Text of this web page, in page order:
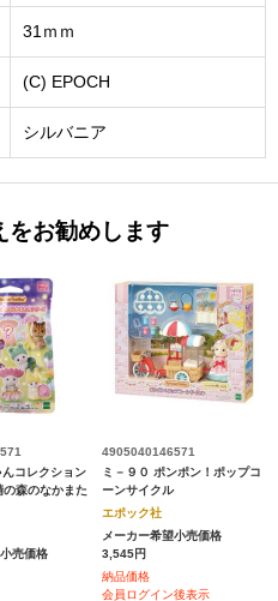
31ｍｍ
(C) EPOCH
シルバニア
をお勧めします
コレクション
森のなかまた
売価格
4905040146571
ミ－９０ ポンポン！ポップコ
ーンサイクル
エポック社
メーカー希望小売価格
3,545円
納品価格
会員ログイン後表示